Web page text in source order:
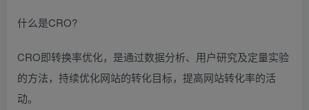
什么是CRO?
CRO即转换率优化，是通过数据分析、用户研究及定量实验
的方法，持续优化网站的转化目标，提高网站转化率的活
动。